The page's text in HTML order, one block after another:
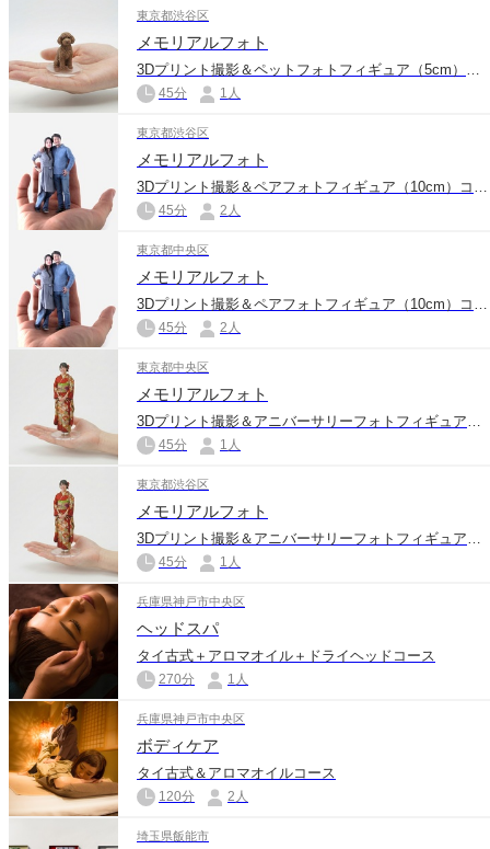
東京都渋谷区
メモリアルフォト
3Dプリント撮影＆ペットフォトフィギュア（5cm）コース
45分 1人
東京都渋谷区
メモリアルフォト
3Dプリント撮影＆ペアフォトフィギュア（10cm）コース
45分 2人
東京都中央区
メモリアルフォト
3Dプリント撮影＆ペアフォトフィギュア（10cm）コース
45分 2人
東京都中央区
メモリアルフォト
3Dプリント撮影＆アニバーサリーフォトフィギュア（15cm）コース
45分 1人
東京都渋谷区
メモリアルフォト
3Dプリント撮影＆アニバーサリーフォトフィギュア（15cm）コース
45分 1人
兵庫県神戸市中央区
ヘッドスパ
タイ古式＋アロマオイル＋ドライヘッドコース
270分 1人
兵庫県神戸市中央区
ボディケア
タイ古式＆アロマオイルコース
120分 2人
埼玉県飯能市